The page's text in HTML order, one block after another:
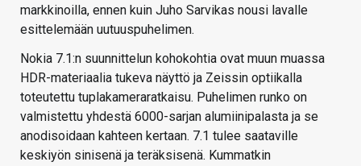
markkinoilla, ennen kuin Juho Sarvikas nousi lavalle
esittelemään uutuuspuhelimen.
Nokia 7.1:n suunnittelun kohokohtia ovat muun muassa
HDR-materiaalia tukeva näyttö ja Zeissin optiikalla
toteutettu tuplakameraratkaisu. Puhelimen runko on
valmistettu yhdestä 6000-sarjan alumiinipalasta ja se
anodisoidaan kahteen kertaan. 7.1 tulee saataville
keskiyön sinisenä ja teräksisenä. Kummatkin